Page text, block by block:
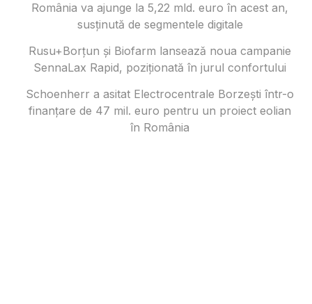
România va ajunge la 5,22 mld. euro în acest an,
susținută de segmentele digitale
Rusu+Borțun și Biofarm lansează noua campanie
SennaLax Rapid, poziționată în jurul confortului
Schoenherr a asitat Electrocentrale Borzești într-o
finanțare de 47 mil. euro pentru un proiect eolian
în România